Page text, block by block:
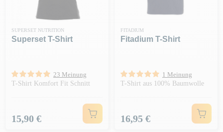
SUPERSET NUTRITION
Superset T-Shirt
23 Meinung
T-Shirt Komfort Fit Schnitt
Preis
15,90 €
FITADIUM
Fitadium T-Shirt
1 Meinung
T-Shirt aus 100% Baumwolle
Preis
16,95 €